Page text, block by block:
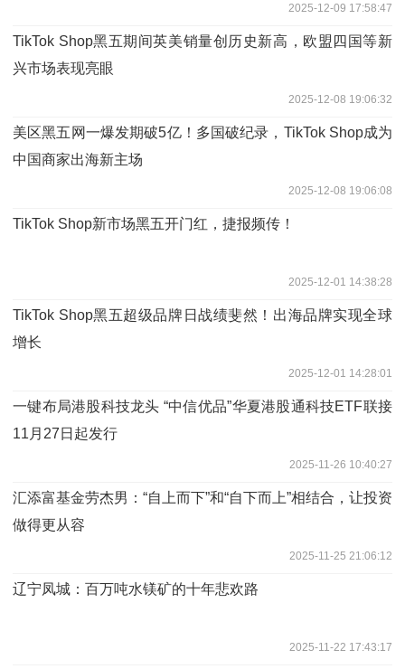
2025-12-09 17:58:47
TikTok Shop黑五期间英美销量创历史新高，欧盟四国等新
兴市场表现亮眼
2025-12-08 19:06:32
美区黑五网一爆发期破5亿！多国破纪录，TikTok Shop成为
中国商家出海新主场
2025-12-08 19:06:08
TikTok Shop新市场黑五开门红，捷报频传！
2025-12-01 14:38:28
TikTok Shop黑五超级品牌日战绩斐然！出海品牌实现全球
增长
2025-12-01 14:28:01
一键布局港股科技龙头 “中信优品”华夏港股通科技ETF联接
11月27日起发行
2025-11-26 10:40:27
汇添富基金劳杰男：“自上而下”和“自下而上”相结合，让投资
做得更从容
2025-11-25 21:06:12
辽宁凤城：百万吨水镁矿的十年悲欢路
2025-11-22 17:43:17